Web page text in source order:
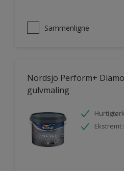
Sammenligne
Nordsjö Perform+
gulvmaling